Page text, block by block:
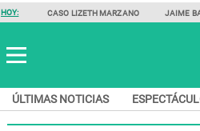
HOY: CASO LIZETH MARZANO JAIME
ÚLTIMAS NOTICIAS